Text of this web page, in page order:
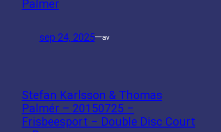
Palmer
sep 24, 2025—av
Stefan Karlsson & Thomas
Palmér – 20150725 –
Frisbeesport – Double Disc Court